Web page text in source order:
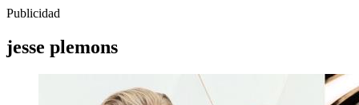
Publicidad
jesse plemons